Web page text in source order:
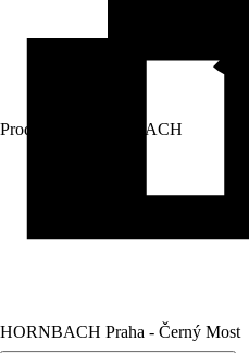
Prodej přes: HORNBACH
HORNBACH Praha - Černý Most